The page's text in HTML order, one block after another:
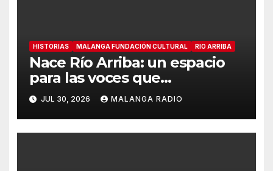
HISTORIAS MALANGA FUNDACIÓN CULTURAL RIO ARRIBA
Nace Río Arriba: un espacio
para las voces que
construyen la memoria
cultural del Caribe
colombiano
JUL 30, 2026 MALANGA RADIO